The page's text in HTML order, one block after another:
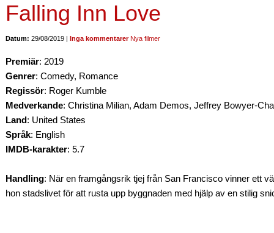
Falling Inn Love
Datum: 29/08/2019 | Inga kommentarer Nya filmer
Premiär: 2019
Genrer: Comedy, Romance
Regissör: Roger Kumble
Medverkande: Christina Milian, Adam Demos, Jeffrey Bowyer-
Land: United States
Språk: English
IMDB-karakter: 5.7
Handling: När en framgångsrik tjej från San Francisco vinner ett
hon stadslivet för att rusta upp byggnaden med hjälp av en stilig